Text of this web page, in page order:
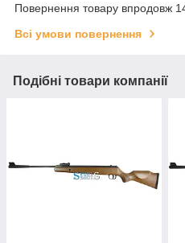
Повернення товару впродовж
Всі умови повернення
Подібні товари компанії